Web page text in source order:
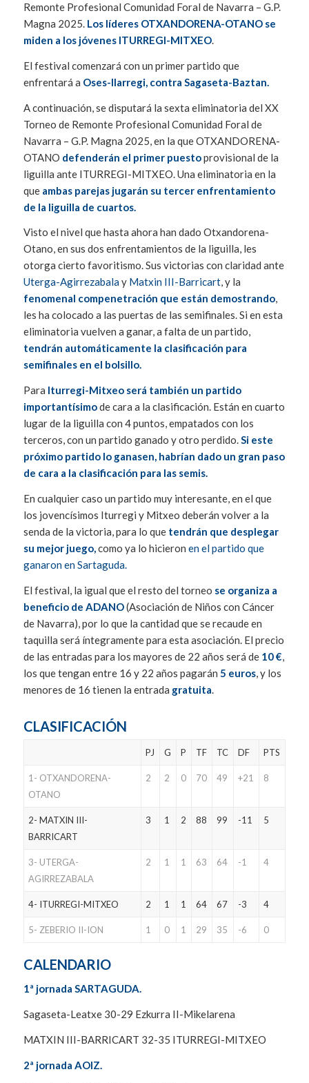
Remonte Profesional Comunidad Foral de Navarra – G.P.
Magna 2025. Los líderes OTXANDORENA-OTANO se
miden a los jóvenes ITURREGI-MITXEO.
El festival comenzará con un primer partido que
enfrentará a Oses-Ilarregi, contra Sagaseta-Baztan.
A continuación, se disputará la sexta eliminatoria del XX
Torneo de Remonte Profesional Comunidad Foral de
Navarra – G.P. Magna 2025, en la que OTXANDORENA-
OTANO defenderán el primer puestoprovisional de la
liguilla ante ITURREGI-MITXEO. Una eliminatoria en la
que ambas parejas jugarán su tercer enfrentamiento
de la liguilla de cuartos.
Visto el nivel que hasta ahora han dado Otxandorena-
Otano, en sus dos enfrentamientos de la liguilla, les
otorga cierto favoritismo. Sus victorias con claridad ante
Uterga-AgirrezabalayMatxin III-Barricart, y la
fenomenal compenetración que están demostrando,
les ha colocado a las puertas de las semifinales. Si en esta
eliminatoria vuelven a ganar, a falta de un partido,
tendrán automáticamente la clasificación para
semifinales en el bolsillo.
Para Iturregi-Mitxeo será también un partido
importantísimode cara a la clasificación. Están en cuarto
lugar de la liguilla con 4 puntos, empatados con los
terceros, con un partido ganado y otro perdido.Si este
próximo partido lo ganasen, habrían dado un gran paso
de cara a la clasificación para las semis.
En cualquier caso un partido muy interesante, en el que
los jovencísimos Iturregi y Mitxeo deberán volver a la
senda de la victoria, para lo quetendrán que desplegar
su mejor juego,como ya lo hicieron en el partido que
ganaron en Sartaguda.
El festival, la igual que el resto del torneo se organiza a
beneficio de ADANO(Asociación de Niños con Cáncer
de Navarra), por lo que la cantidad que se recaude en
taquilla será íntegramente para esta asociación. El precio
de las entradas para los mayores de 22 años será de10 €
los que tengan entre 16 y 22 años pagarán 5 euros, y los
menores de 16 tienen la entrada gratuita
CLASIFICACIÓN
PJ G P TF TC DF PTS
1- OTXANDORENA-
OTANO
2 2 0 70 49 +21 8
2- MATXIN III-
BARRICART
3 1 2 88 99 -11 5
3- UTERGA-
AGIRREZABALA
2 1 1 63 64 -1 4
4- ITURREGI-MITXEO 2 1 1 64 67 -3 4
5- ZEBERIO II-ION 1 0 1 29 35 -6 0
CALENDARIO
1ª jornada SARTAGUDA.
Sagaseta-Leatxe 30-29 Ezkurra II-Mikelarena
MATXIN III-BARRICART 32-35 ITURREGI-MITXEO
2ª jornada AOIZ.